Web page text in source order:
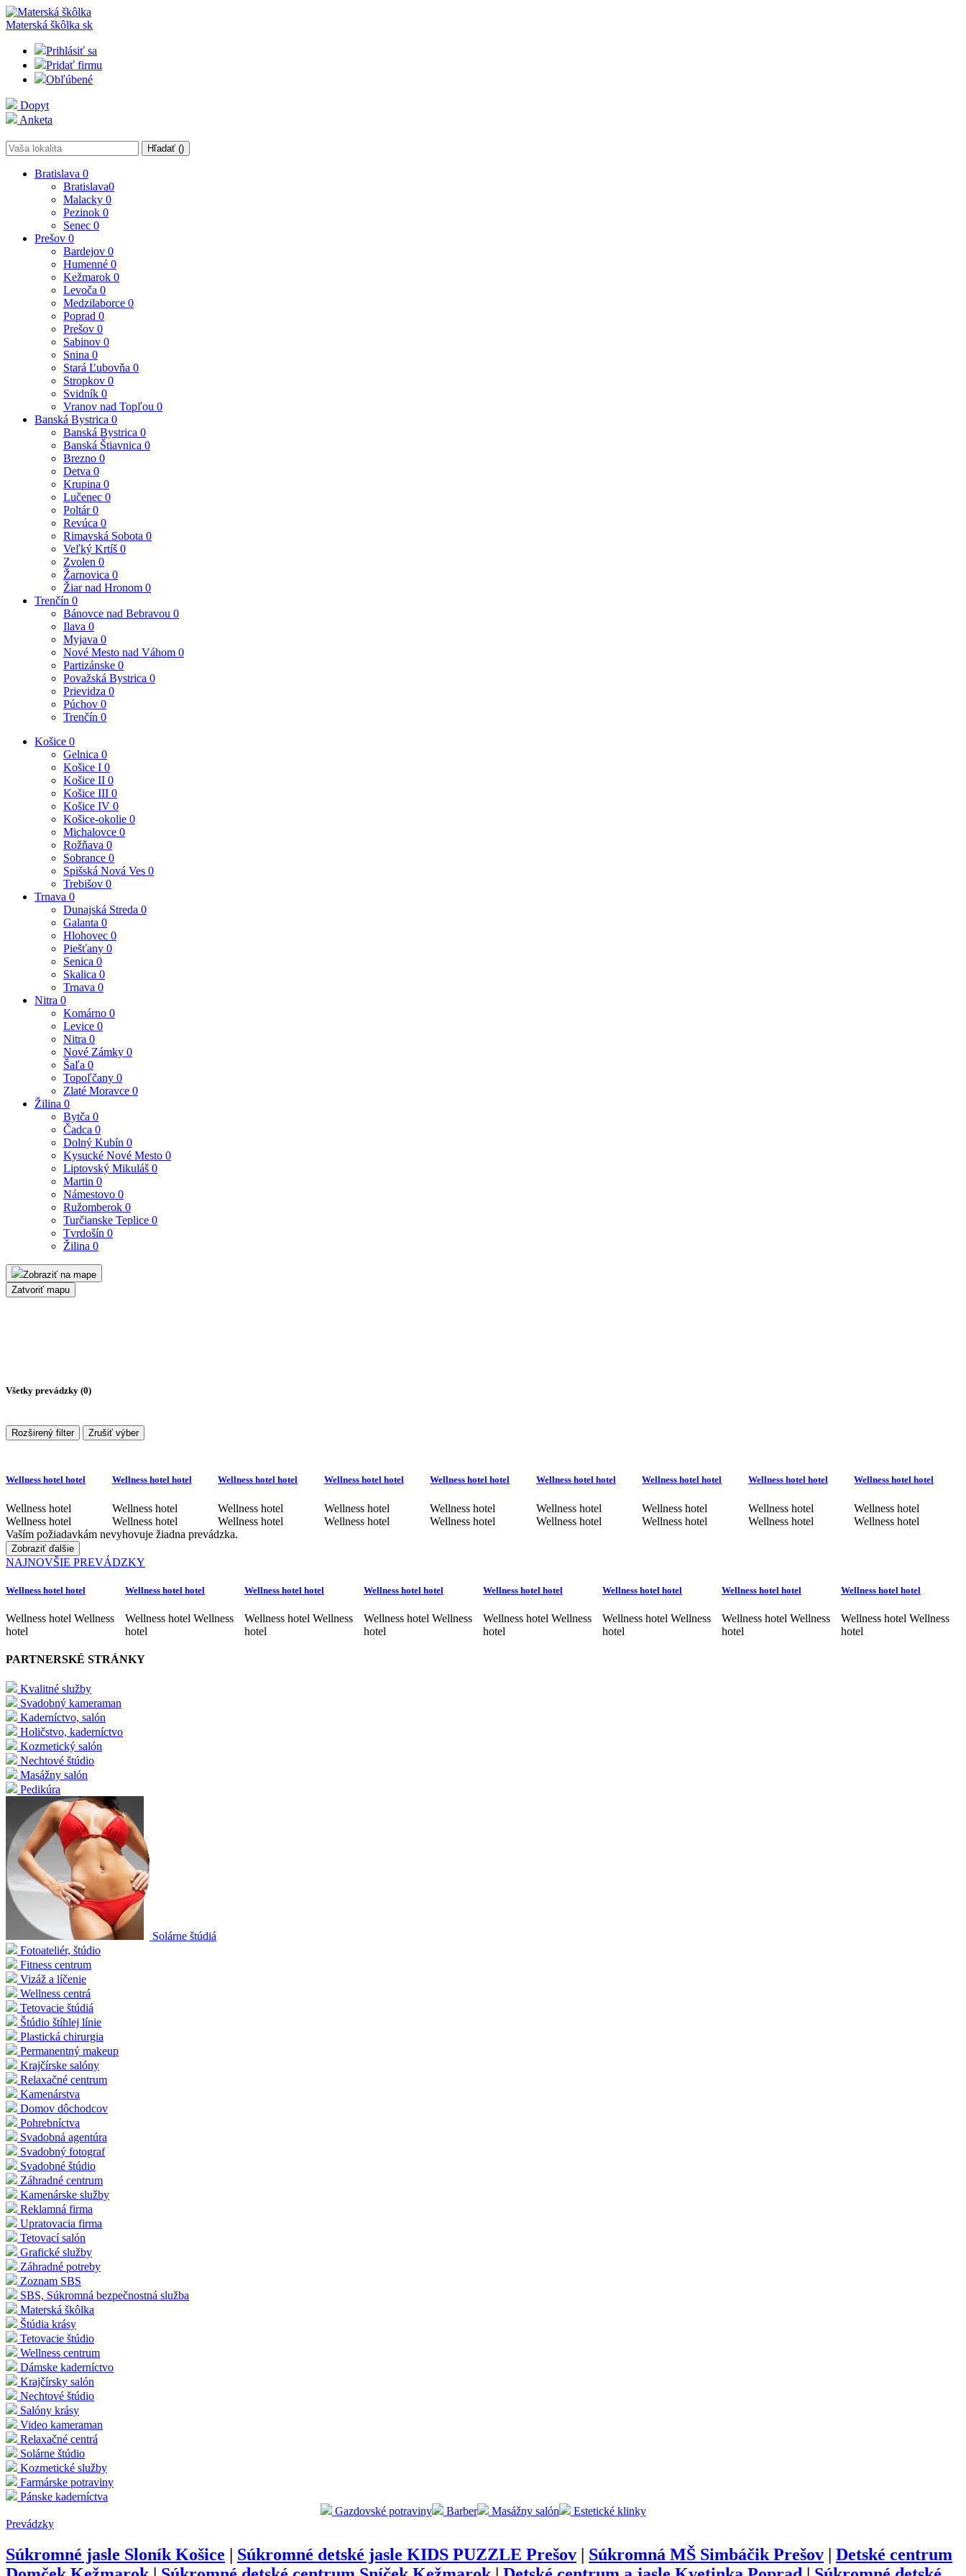
Materská škôlka sk
Prihlásiť sa
Pridať firmu
Obľúbené
Dopyt
Anketa
Hľadať ()
Bratislava 0
Bratislava0
Malacky 0
Pezinok 0
Senec 0
Prešov 0
Bardejov 0
Humenné 0
Kežmarok 0
Levoča 0
Medzilaborce 0
Poprad 0
Prešov 0
Sabinov 0
Snina 0
Stará Ľubovňa 0
Stropkov 0
Svidník 0
Vranov nad Topľou 0
Banská Bystrica 0
Banská Bystrica 0
Banská Štiavnica 0
Brezno 0
Detva 0
Krupina 0
Lučenec 0
Poltár0
Revúca 0
Rimavská Sobota 0
Veľký Krtíš 0
Zvolen 0
Žarnovica 0
Žiar nad Hronom 0
Trenčín 0
Bánovce nad Bebravou 0
Ilava 0
Myjava 0
Nové Mesto nad Váhom 0
Partizánske 0
Považská Bystrica 0
Prievidza 0
Púchov 0
Trenčín 0
Košice 0
Gelnica 0
Košice I 0
Košice II 0
Košice III 0
Košice IV 0
Košice-okolie 0
Michalovce 0
Rožňava 0
Sobrance 0
Spišská Nová Ves 0
Trebišov 0
Trnava 0
Dunajská Streda 0
Galanta 0
Hlohovec 0
Piešťany 0
Senica 0
Skalica 0
Trnava 0
Nitra 0
Komárno 0
Levice 0
Nitra 0
Nové Zámky 0
Šaľa 0
Topoľčany 0
Zlaté Moravce 0
Žilina 0
Bytča 0
Čadca 0
Dolný Kubín 0
Kysucké Nové Mesto 0
Liptovský Mikuláš 0
Martin 0
Námestovo 0
Ružomberok 0
Turčianske Teplice 0
Tvrdošín 0
Žilina 0
Zobraziť na mape
Zatvoriť mapu
Všetky prevádzky (0)
Rozširený filter Zrušiť výber
Wellness hotel hotel
Wellness hotel
Wellness hotel
Wellness hotel hotel
Wellness hotel
Wellness hotel
Wellness hotel hotel
Wellness hotel
Wellness hotel
Wellness hotel hotel
Wellness hotel
Wellness hotel
Wellness hotel hotel
Wellness hotel
Wellness hotel
Wellness hotel hotel
Wellness hotel
Wellness hotel
Wellness hotel hotel
Wellness hotel
Wellness hotel
Wellness hotel hotel
Wellness hotel
Wellness hotel
Wellness hotel hotel
Wellness hotel
Wellness hotel
Vaším požiadavkám nevyhovuje žiadna prevádzka.
Zobraziť ďalšie
NAJNOVŠIE PREVÁDZKY
Wellness hotel hotel
Wellness hotel Wellness
hotel
Wellness hotel hotel
Wellness hotel Wellness
hotel
Wellness hotel hotel
Wellness hotel Wellness
hotel
Wellness hotel hotel
Wellness hotel Wellness
hotel
Wellness hotel hotel
Wellness hotel Wellness
hotel
Wellness hotel hotel
Wellness hotel Wellness
hotel
Wellness hotel hotel
Wellness hotel Wellness
hotel
Wellness hotel hotel
Wellness hotel Wellness
hotel
PARTNERSKÉ STRÁNKY
Kvalitné služby
Svadobný kameraman
Kaderníctvo, salón
Holičstvo, kaderníctvo
Kozmetický salón
Nechtové štúdio
Masážny salón
Pedikúra
Solárne štúdiá
Fotoateliér, štúdio
Fitness centrum
Vizáž a líčenie
Wellness centrá
Tetovacie štúdiá
Štúdio štíhlej línie
Plastická chirurgia
Permanentný makeup
Krajčírske salóny
Relaxačné centrum
Kamenárstva
Domov dôchodcov
Pohrebníctva
Svadobná agentúra
Svadobný fotograf
Svadobné štúdio
Záhradné centrum
Kamenárske služby
Reklamná firma
Upratovacia firma
Tetovací salón
Grafické služby
Záhradné potreby
Zoznam SBS
SBS, Súkromná bezpečnostná služba
Materská škôlka
Štúdia krásy
Tetovacie štúdio
Wellness centrum
Dámske kaderníctvo
Krajčírsky salón
Nechtové štúdio
Salóny krásy
Video kameraman
Relaxačné centrá
Solárne štúdio
Kozmetické služby
Farmárske potraviny
Pánske kaderníctva
Gazdovské potraviny
Barber Masážny salón
Estetické klinky
Prevádzky
Súkromné jasle Sloník Košice Súkromné detské jasle KIDS PUZZLE Prešov Súkromná MŠ Simbáčik Prešov
Detské centrum